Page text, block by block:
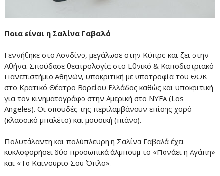
Ποια είναι η Σαλίνα Γαβαλά
Γεννήθηκε στο Λονδίνο, μεγάλωσε στην Κύπρο και ζει στην
Αθήνα. Σπούδασε θεατρολογία στο Εθνικό & Καποδιστριακό
Πανεπιστήμιο Αθηνών, υποκριτική με υποτροφία του ΘΟΚ
στο Κρατικό Θέατρο Βορείου Ελλάδος καθώς και υποκριτική
για τον κινηματογράφο στην Αμερική στο NYFA (Los
Angeles). Οι σπουδές της περιλαμβάνουν επίσης χορό
(κλασσικό μπαλέτο) και μουσική (πιάνο).
Πολυτάλαντη και πολύπλευρη η Σαλίνα Γαβαλά έχει
κυκλοφορήσει δύο προσωπικά άλμπουμ το «Πονάει η Αγάπη»
και «Το Καινούριο Σου Όπλο».